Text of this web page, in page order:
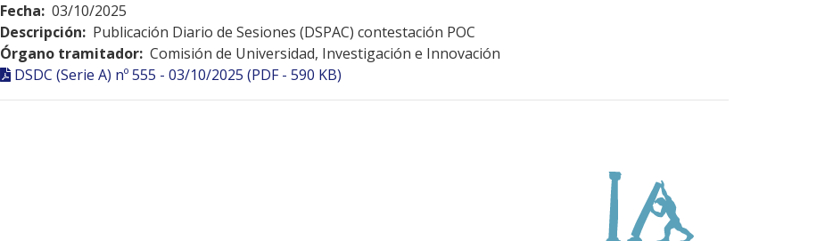
Fecha: 03/10/2025
Descripción: Publicación Diario de Sesiones (DSPAC) contestación POC
Órgano tramitador: Comisión de Universidad, Investigación e Innovación
DSDC (Serie A) nº 555 - 03/10/2025 (PDF - 590 KB)